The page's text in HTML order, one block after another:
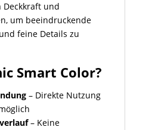
Deckkraft und
um beeindruckende
feine Details zu
Smart Color?
– Direkte Nutzung
– Keine